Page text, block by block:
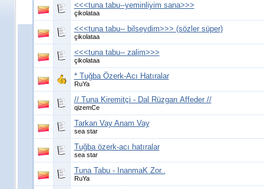
<<<tuna tabu--yeminliyim sana>>>
çikolataa
<<<tuna tabu-- bilseydim>>> (sözler süper)
çikolataa
<<<tuna tabu-- zalim>>>
çikolataa
* Tuğba Özerk-Acı Hatıralar
RuYa
// Tuna Kiremitçi - Dal Rüzgarı Affeder //
qizemCe
Tarkan Vay Anam Vay
sea star
Tuğba özerk-acı hatıralar
sea star
Tuna Tabu - InanmaK Zor..
RuYa